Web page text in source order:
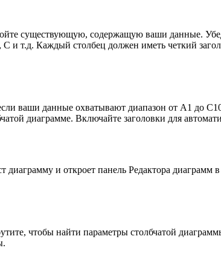
существующую, содержащую ваши данные.
и т.д. Каждый столбец должен иметь четкий
ваши данные охватывают диапазон от A1 до
диаграмме. Включайте заголовки для
и откроет панель Редактора диаграмм
чтобы найти параметры столбчатой